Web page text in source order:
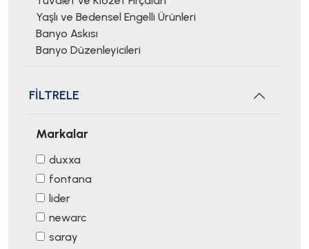
Yaşlı ve Bedensel Engelli Ürünleri
Banyo Askısı
Banyo Düzenleyicileri
FİLTRELE
Markalar
duxxa
fontana
lider
newarc
saray